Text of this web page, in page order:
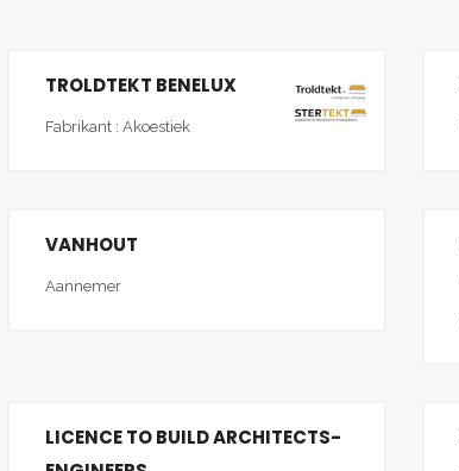
TROLDTEKT BENELUX
Fabrikant : Akoestiek
VANHOUT
Aannemer
LICENCE TO BUILD ARCHITECTS-